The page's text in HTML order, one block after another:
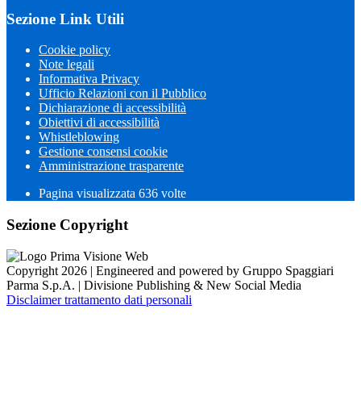
Sezione Link Utili
Cookie policy
Note legali
Informativa Privacy
Ufficio Relazioni con il Pubblico
Dichiarazione di accessibilità
Obiettivi di accessibilità
Whistleblowing
Gestione consensi cookie
Amministrazione trasparente
Pagina visualizzata 636 volte
Sezione Copyright
Copyright 2026 | Engineered and powered by Gruppo Spaggiari
Parma S.p.A. | Divisione Publishing & New Social Media
Disclaimer trattamento dati personali